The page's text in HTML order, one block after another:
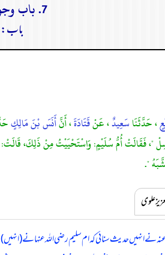
7. باب وجوب الغسل على المراة بخروج المني منها:
باب:
، حَدَّثَنَاسَعِيدٌ، عَنْقَتَادَةَ، أَنَّأَنَسَ بْنَ مَالِكٍ
"، فَقَالَتْ أُمُّ سُلَيْمٍ: وَاسْتَحْيَيْتُ مِنْ ذَلِكَ،
".
علوی
حدیث سنائی کہ ام سلیم رضی اللہ عنہا نے (انہیں)